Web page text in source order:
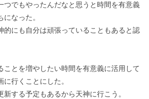
つでもやったんだなと思うと時間を有意義
なった。
的にも自分は頑張っていることもあると認
ことを増やしたい時間を有意義に活用して
行くことにした。
する予定もあるから天神に行こう。